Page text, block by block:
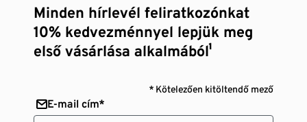
Minden hírlevél feliratkozónkat
10% kedvezménnyel lepjük meg
első vásárlása alkalmából¹
* Kötelezően kitöltendő mező
E-mail cím*